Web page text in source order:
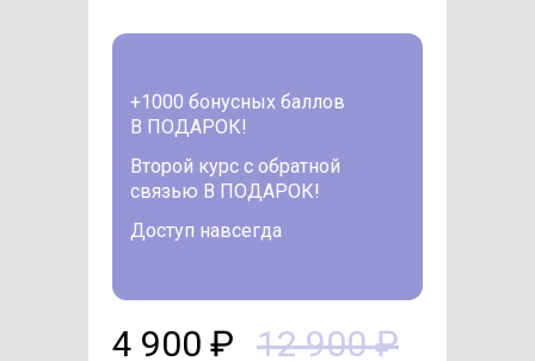
12 900 ₽
4 900 ₽
+1000 бонусных баллов
В ПОДАРОК!
Доступ навсегда
Второй курс с обратной
связью В ПОДАРОК!